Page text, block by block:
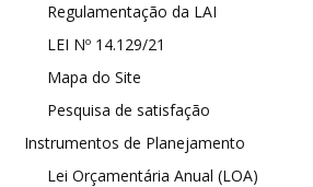
Regulamentação da LAI
LEI Nº 14.129/21
Mapa do Site
Pesquisa de satisfação
Instrumentos de Planejamento
Lei Orçamentária Anual (LOA)